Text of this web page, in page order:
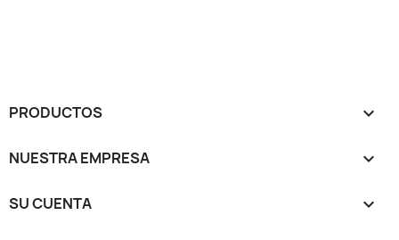
PRODUCTOS 
NUESTRA EMPRESA 
SU CUENTA 